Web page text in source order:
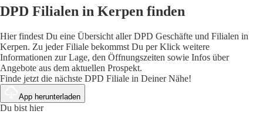
DPD Filialen in Kerpen finden
Hier findest Du eine Übersicht aller DPD Geschäfte und Filialen in
Kerpen. Zu jeder Filiale bekommst Du per Klick weitere
Informationen zur Lage, den Öffnungszeiten sowie Infos über
Angebote aus dem aktuellen Prospekt.
Finde jetzt die nächste DPD Filiale in Deiner Nähe!
App herunterladen
Du bist hier